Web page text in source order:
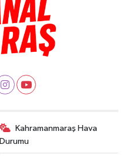
Kahramanmaraş Hava
Durumu